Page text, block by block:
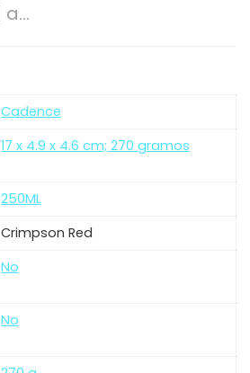
a…
‎Cadence
‎17 x 4.9 x 4.6 cm; 270 gramos
‎250ML
‎Crimpson Red
‎No
‎No